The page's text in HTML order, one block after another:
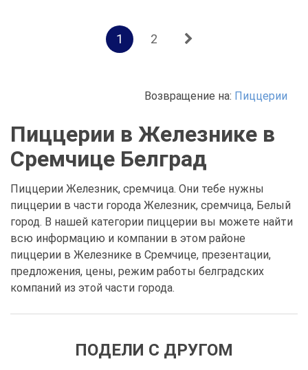
1 2
Возвращение на: Пиццерии
Пиццерии в Железнике в
Сремчице Белград
Пиццерии Железник, сремчица. Они тебе нужны
пиццерии в части города Железник, сремчица, Белый
город. В нашей категории пиццерии вы можете найти
всю информацию и компании в этом районе
пиццерии в Железнике в Сремчице, презентации,
предложения, цены, режим работы белградских
компаний из этой части города.
ПОДЕЛИ С ДРУГОМ